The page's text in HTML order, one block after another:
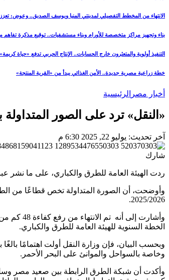
الانتهاء من المخطط التفصيلي لمدينتي المنيا ويوسف الصديق.. وعوض: تعزز
بناء وتجهيز مراكز متخصصة للأورام وبناء مستشفيات.. توقيع مذكرة
التنفيذ أولوية والمتعثرون خارج الحسابات.. الإنتاج الحربي تدفع «حياة
خطة زراعية مصرية جديدة.. الأمن الغذائي يبدأ من «القرية المنتجة»
أخبار مصر الرئيسية
«النقل» ترد على الصور
آخر تحديث: يوليو 22, 2025 6:30 م
شارك
ردت الهيئة العامة للطرق والكباري، على ما نشر
وأوضحت، أن الصورة المتداولة تخص قطاعًا من
2025/2026.
الخطة السنوية للهيئة العامة للطرق والكباري.
وبحسب البيان، فإن وزارة النقل أولت اهتمامًا
وخاصة بالسواحل والموانئ على البحر الأحمر.
وأكدت أن شبكة الطرق الرابطة بين صعيد مصر وساحل